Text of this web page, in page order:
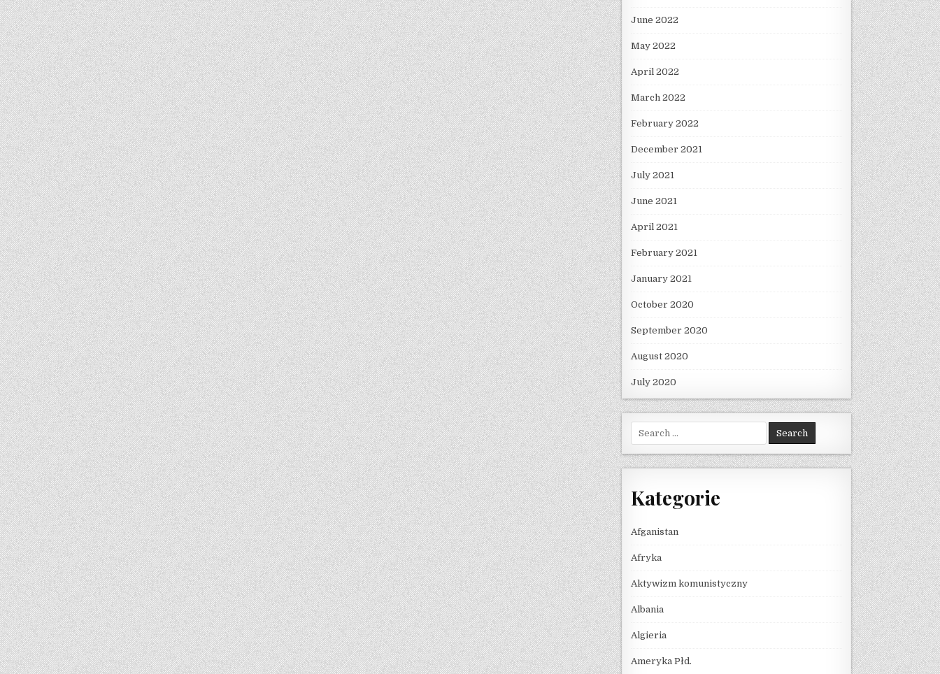
June 2022
May 2022
April 2022
March 2022
February 2022
December 2021
July 2021
June 2021
April 2021
February 2021
January 2021
October 2020
September 2020
August 2020
July 2020
Search for:
Kategorie
Afganistan
Afryka
Aktywizm komunistyczny
Albania
Algieria
Ameryka Płd.